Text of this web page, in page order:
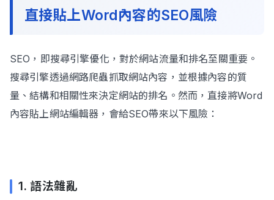
直接貼上Word內容的SEO風險
SEO，即搜尋引擎優化，對於網站流量和排名至關重要。
搜尋引擎透過網路爬蟲抓取網站內容，並根據內容的質
量、結構和相關性來決定網站的排名。然而，直接將Word
內容貼上網站編輯器，會給SEO帶來以下風險：
1. 語法雜亂